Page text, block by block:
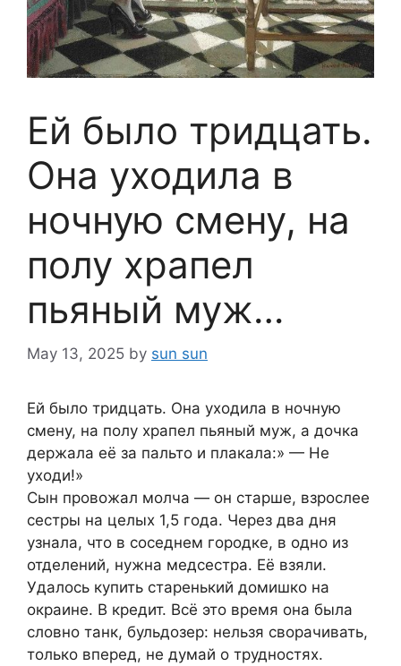
Ей было тридцать.
Она уходила в
ночную смену, на
полу храпел
пьяный муж…
May 13, 2025 by sun sun
Ей было тридцать. Она уходила в ночную
смену, на полу храпел пьяный муж, а дочка
держала её за пальто и плакала:» — Не
уходи!»
Сын провожал молча — он старше, взрослее
сестры на целых 1,5 года. Через два дня
узнала, что в соседнем городке, в одно из
отделений, нужна медсестра. Её взяли.
Удалось купить старенький домишко на
окраине. В кредит. Всё это время она была
словно танк, бульдозер: нельзя сворачивать,
только вперед, не думай о трудностях.